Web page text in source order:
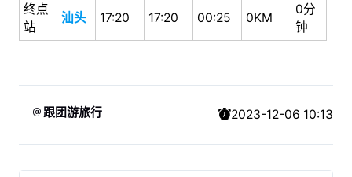
终点
站
汕头 17:20 17:20 00:25 0KM
0分
钟
跟团游旅行 2023-12-06 10:13